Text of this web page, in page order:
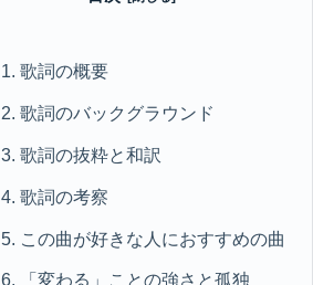
1. 歌詞の概要
2. 歌詞のバックグラウンド
3. 歌詞の抜粋と和訳
4. 歌詞の考察
5. この曲が好きな人におすすめの曲
6. 「変わる」ことの強さと孤独